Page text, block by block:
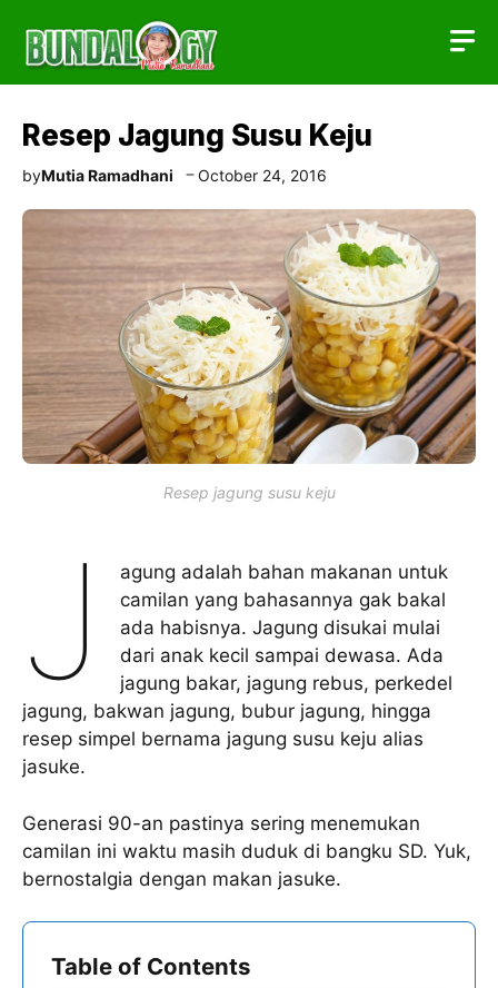
content
Resep Jagung Susu Keju
byMutia Ramadhani October 24, 2016
Resep jagung susu keju
J
agung adalah bahan makanan untuk
camilan yang bahasannya gak bakal
ada habisnya. Jagung disukai mulai
dari anak kecil sampai dewasa. Ada
jagung bakar, jagung rebus, perkedel
jagung, bakwan jagung, bubur jagung, hingga
resep simpel bernama jagung susu keju alias
jasuke.
Generasi 90-an pastinya sering menemukan
camilan ini waktu masih duduk di bangku SD. Yuk,
bernostalgia dengan makan jasuke.
Table of Contents